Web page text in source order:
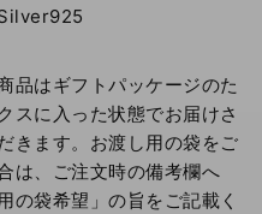
品はギフトパッケージのた
スに入った状態でお届けさ
きます。お渡し用の袋をご
は、ご注文時の備考欄へ
の袋希望」の旨をご記載く